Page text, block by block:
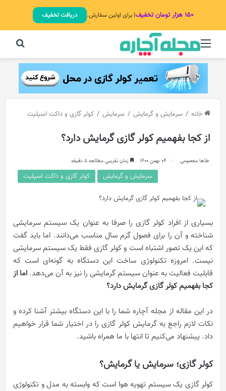
۱۵۰ هزار تومان تخفیف | برای اولین سفارش. دریافت تخفیف
منو
خانه / سرمایش و گرمایش / سرمایش / کولر گازی و داکت اسپلیت
از کجا بفهمیم کولر گازی گرمایش دارد؟
طاها معصومی 04 بهمن 1400 زمان تقریبی مطالعه 5 دقیقه
سرمایش و گرمایش کولر گازی و داکت اسپلیت
بسیاری از افراد کولر گازی را صرفا به عنوان یک سیستم سرمایشی
شناخته و آن را برای فصول گرم سال مناسب می‌دانند. اما باید گفت
که این یک تصور اشتباه است و کولر گازی فقط یک سیستم سرمایشی
نیست. امروزه تکنولوژی ساخت این دستگاه به گونه‌ای است که
قابلیت فعالیت به عنوان سیستم گرمایشی را نیز به آن می‌دهد. اما از
کجا بفهمیم کولر گازی گرمایش دارد؟
در این مقاله از مجله آچاره شما را با این دستگاه بیشتر آشنا کرده و
نکات لازم راجع به گرمایش کولر گازی را در اختیار شما قرار خواهیم
داد. پیشنهاد می‌کنیم تا انتها با ما همراه باشید.
کولر گازی؛ سرمایش یا گرمایش؟
کولر گازی یک سیستم تهویه هوا است که وابسته به مدل و تکنولوژی